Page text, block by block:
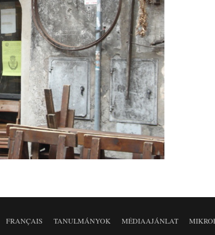
FRANÇAIS TANULMÁNYOK MÉDIAAJÁNLAT